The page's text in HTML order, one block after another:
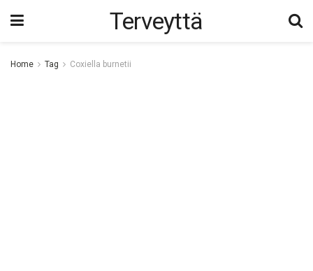
Terveyttä
Home Tag Coxiella burnetii